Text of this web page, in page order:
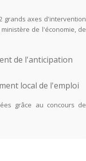
grands axes d'intervention
de l'économie, de
de l'anticipation
local de l'emploi
grâce au concours de